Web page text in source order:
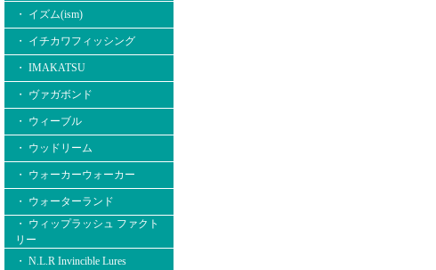
・ イズム(ism)
・ イチカワフィッシング
・ IMAKATSU
・ ヴァガボンド
・ ウィーブル
・ ウッドリーム
・ ウォーカーウォーカー
・ ウォーターランド
・ ウィップラッシュ ファクト
リー
・ N.L.R Invincible Lures